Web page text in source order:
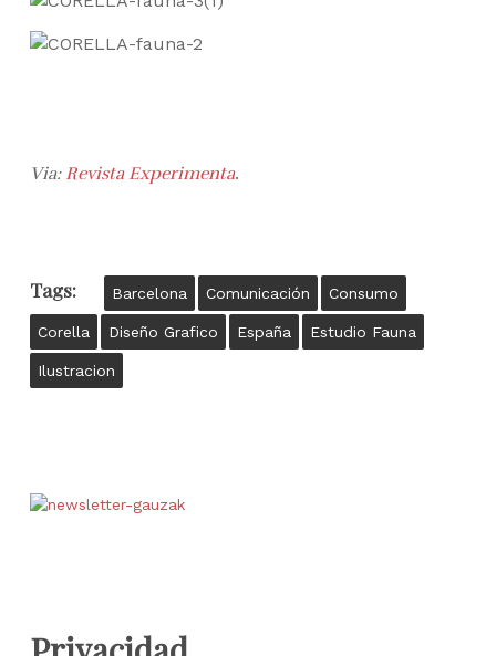
Via: Revista Experimenta.
Tags: Barcelona Comunicación Consumo
Corella Diseño Grafico España Estudio Fauna
Ilustracion